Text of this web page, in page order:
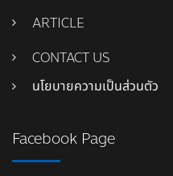
ARTICLE
CONTACT US
นโยบายความเป็นส่วนตัว
Facebook Page